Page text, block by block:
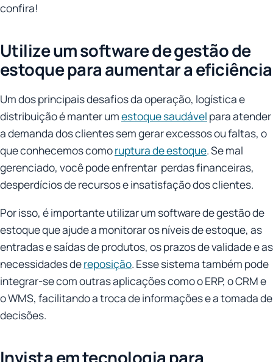
confira!
Utilize um software de gestão de
estoque para aumentar a eficiência
Um dos principais desafios da operação, logística e
distribuição é manter umestoque saudável para atender
a demanda dos clientes sem gerar excessos ou faltas, o
que conhecemos comoruptura de estoque. Se mal
gerenciado, você pode enfrentar perdas financeiras,
desperdícios de recursos e insatisfação dos clientes.
Por isso, é importante utilizar um software de gestão de
estoque que ajude a monitorar os níveis de estoque, as
entradas e saídas de produtos, os prazos de validade e as
necessidades dereposição. Esse sistema também pode
integrar-se com outras aplicações como o ERP, o CRM e
o WMS, facilitando a troca de informações e a tomada de
decisões.
Invista em tecnologia para